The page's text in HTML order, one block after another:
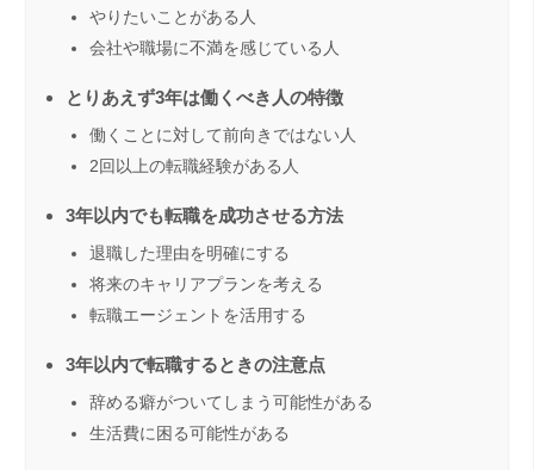
やりたいことがある人
会社や職場に不満を感じている人
とりあえず3年は働くべき人の特徴
働くことに対して前向きではない人
2回以上の転職経験がある人
3年以内でも転職を成功させる方法
退職した理由を明確にする
将来のキャリアプランを考える
転職エージェントを活用する
3年以内で転職するときの注意点
辞める癖がついてしまう可能性がある
生活費に困る可能性がある